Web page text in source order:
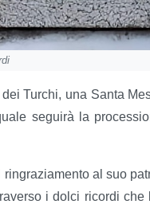
Turchi, una Santa
seguirà la
al suo
i dolci ricordi che